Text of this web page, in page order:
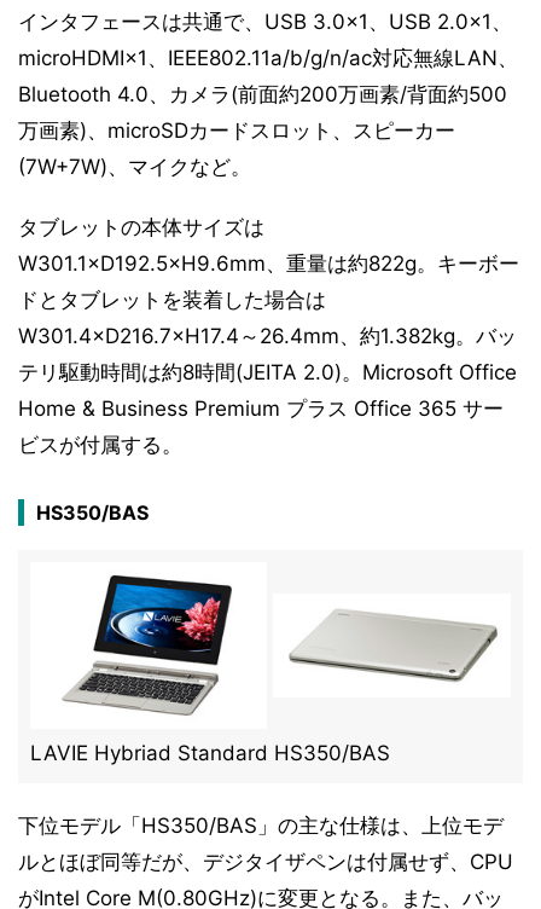
インタフェースは共通で、USB 3.0×1、USB 2.0×1、
microHDMI×1、IEEE802.11a/b/g/n/ac対応無線LAN、
Bluetooth 4.0、カメラ(前面約200万画素/背面約500
万画素)、microSDカードスロット、スピーカー
(7W+7W)、マイクなど。
タブレットの本体サイズは
W301.1×D192.5×H9.6mm、重量は約822g。キーボー
ドとタブレットを装着した場合は
W301.4×D216.7×H17.4～26.4mm、約1.382kg。バッ
テリ駆動時間は約8時間(JEITA 2.0)。Microsoft Office
Home & Business Premium プラス Office 365 サー
ビスが付属する。
HS350/BAS
LAVIE Hybriad Standard HS350/BAS
下位モデル「HS350/BAS」の主な仕様は、上位モデ
ルとほぼ同等だが、デジタイザペンは付属せず、CPU
がIntel Core M(0.80GHz)に変更となる。また、バッ